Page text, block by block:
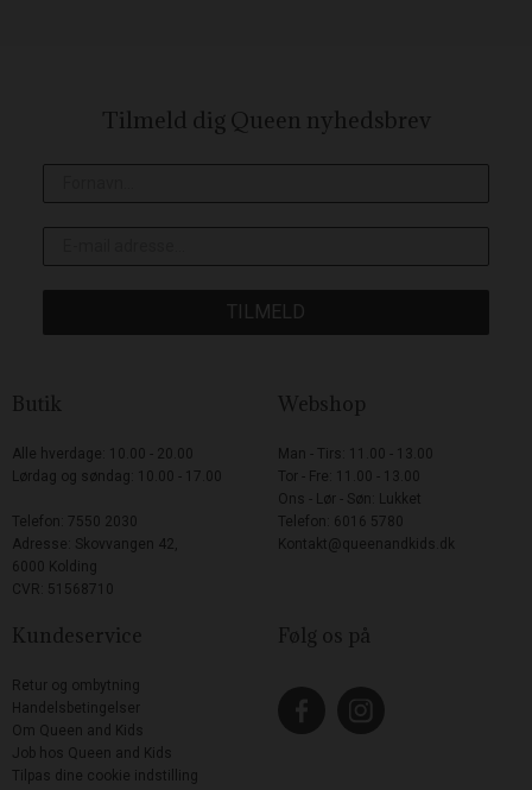
Tilmeld dig Queen nyhedsbrev
TILMELD
Butik
Alle hverdage: 10.00 - 20.00
Lørdag og søndag: 10.00 - 17.00
Telefon: 7550 2030
Adresse: Skovvangen 42,
6000 Kolding
CVR: 51568710
Webshop
Man - Tirs: 11.00 - 13.00
Tor - Fre: 11.00 - 13.00
Ons - Lør - Søn: Lukket
Telefon: 6016 5780
Kontakt@queenandkids.dk
Kundeservice
Retur og ombytning
Handelsbetingelser
Om Queen and Kids
Job hos Queen and Kids
Tilpas dine cookie indstilling
Følg os på